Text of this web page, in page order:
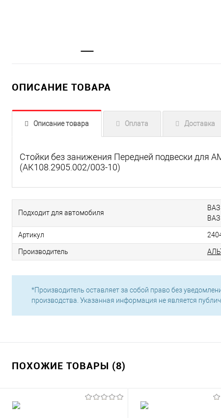
ОПИСАНИЕ ТОВАРА
Описание товара Оплата Доставка
Стойки без занижения Передней подвески для
(АК108.2905.002/003-10)
Подходит для автомобиля
Артикул
Производитель
*Производитель оставляет за собой право без
производства. Указанная информация не является
ПОХОЖИЕ ТОВАРЫ (8)